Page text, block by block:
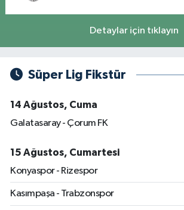
Detaylar için tıklayın
Süper Lig Fikstür
14 Ağustos, Cuma
Galatasaray - Çorum FK
15 Ağustos, Cumartesi
Konyaspor - Rizespor
Kasımpaşa - Trabzonspor